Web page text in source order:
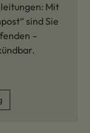
Mit
sind Sie
–